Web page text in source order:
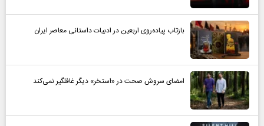
بازتاب پیاده‌روی اربعین در ادبیات داستانی معاصر ایران
امضای سروش صحت در «استخر» دیگر غافلگیر نمی‌کند